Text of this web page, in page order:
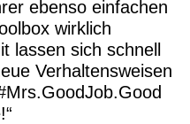
ebenso einfachen
wirklich
lassen sich schnell
Verhaltensweisen